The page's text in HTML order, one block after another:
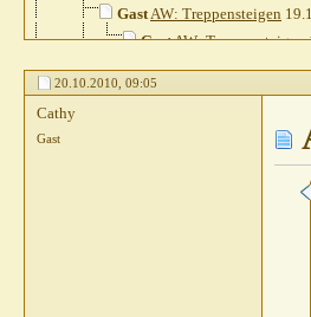
GastAW: Treppensteigen
GastAW: Treppensteigen
GastAW:
GastAW:
AW:
AW:
AW:
20.10.2010, 09:05
Cathy
Gast